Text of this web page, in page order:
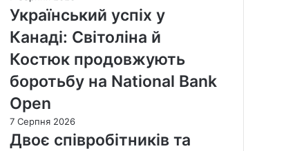
Український успіх у
Канаді: Світоліна й
Костюк продовжують
боротьбу на National Bank
Open
7 Серпня 2026
Двоє співробітників та